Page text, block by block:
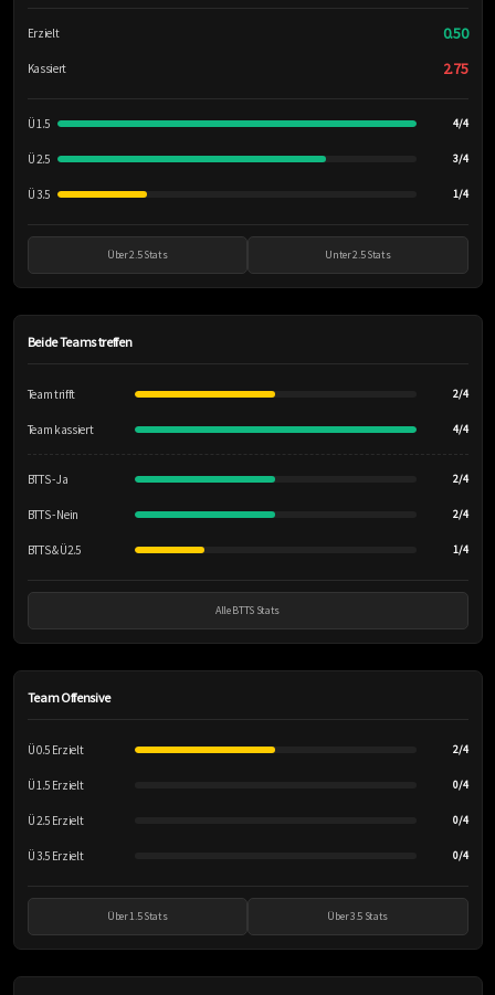
Erzielt 0.50
Kassiert 2.75
Ü 1.5 4/4
Ü 2.5 3/4
Ü 3.5 1/4
Über 2.5 Stats Unter 2.5 Stats
Beide Teams treffen
Team trifft 2/4
Team kassiert 4/4
BTTS - Ja 2/4
BTTS - Nein 2/4
BTTS & Ü2.5 1/4
Alle BTTS Stats
Team Offensive
Ü 0.5 Erzielt 2/4
Ü 1.5 Erzielt 0/4
Ü 2.5 Erzielt 0/4
Ü 3.5 Erzielt 0/4
Über 1.5 Stats Über 3.5 Stats